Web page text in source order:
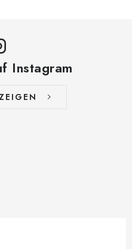
Instagram